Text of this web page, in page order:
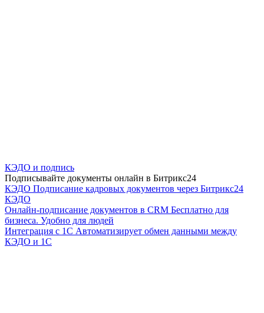
КЭДО и подпись
Подписывайте документы онлайн в Битрикс24
КЭДО Подписание кадровых документов через Битрикс24
КЭДО
Онлайн-подписание документов в CRM Бесплатно для
бизнеса. Удобно для людей
Интеграция с 1С Автоматизирует обмен данными между
КЭДО и 1С